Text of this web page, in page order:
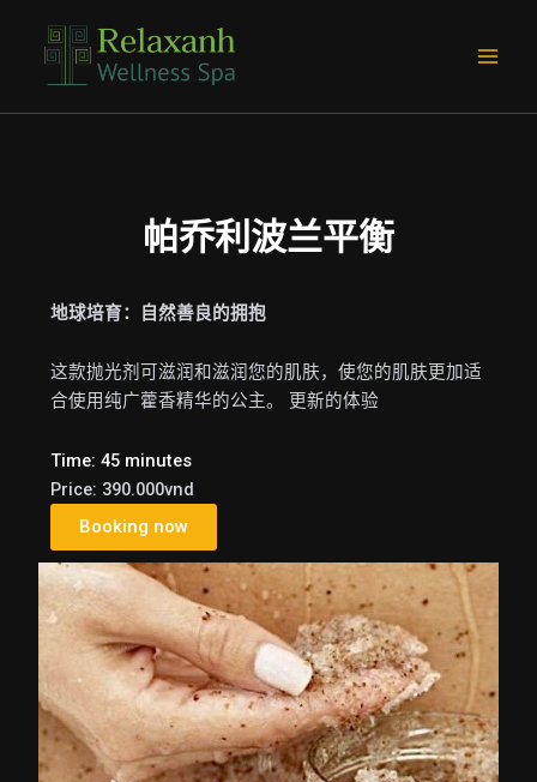
帕乔利波兰平衡
地球培育：自然善良的拥抱
这款抛光剂可滋润和滋润您的肌肤，使您的肌肤更加适
合使用纯广藿香精华的公主。 更新的体验
Time: 45 minutes
Price: 390.000vnd
Booking now